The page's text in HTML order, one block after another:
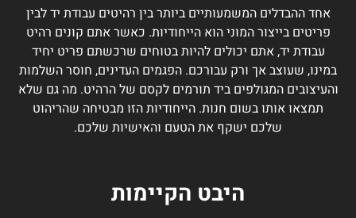
אחד ההבדלים המשמעותיים ביותר בין רהיטים עבודת יד לבין
פריטים בייצור המוני הוא הייחודיות. כאשר אתם קונים רהיט
עבודת יד, אתם יכולים להיות בטוחים שרכשתם פריט יחיד
במינו, שעוצב אך ורק עבורכם. הפגמים העדינים, חוסר השלמות
והעיצובים המגולפים ביד תורמים לקסם של הרהיט. מה גם שלא
תמצאו אותו בשום חנות. הייחודיות הזו מבטיחה שהריהוט
שלכם ישקף את הטעם והאישיות שלכם.
היבט הקיימות